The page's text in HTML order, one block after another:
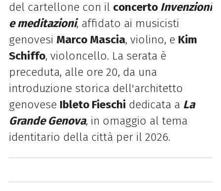
del cartellone con il concerto Invenzioni
e meditazioni, affidato ai musicisti
genovesi Marco Mascia, violino, e Kim
Schiffo, violoncello. La serata è
preceduta, alle ore 20, da una
introduzione storica dell'architetto
genovese Ibleto Fieschi dedicata a La
Grande Genova, in omaggio al tema
identitario della città per il 2026.